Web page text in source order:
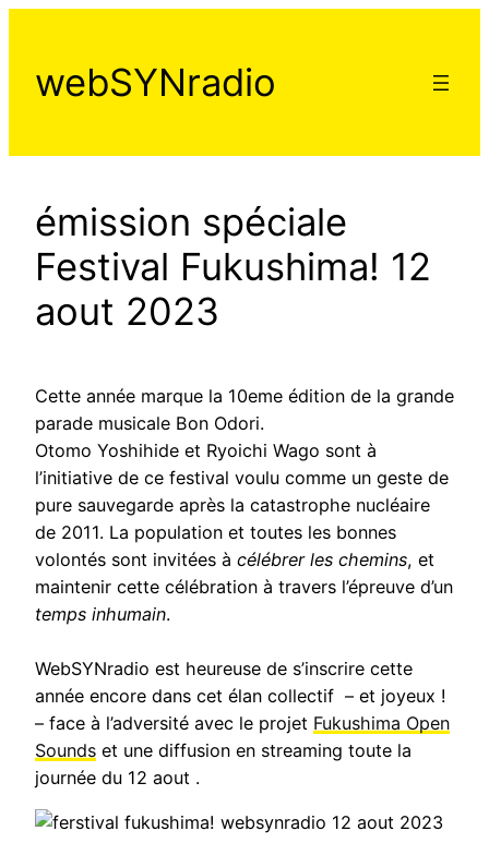
contenu
webSYNradio
émission spéciale
Festival Fukushima! 12
aout 2023
Cette année marque la 10eme édition de la grande
parade musicale Bon Odori.
Otomo Yoshihide et Ryoichi Wago sont à
l’initiative de ce festival voulu comme un geste de
pure sauvegarde après la catastrophe nucléaire
de 2011. La population et toutes les bonnes
volontés sont invitées à célébrer les chemins, et
maintenir cette célébration à travers l’épreuve d’un
temps inhumain.
WebSYNradio est heureuse de s’inscrire cette
année encore dans cet élan collectif – et joyeux !
– face à l’adversité avec le projet Fukushima Open
Sounds et une diffusion en streaming toute la
journée du 12 aout .